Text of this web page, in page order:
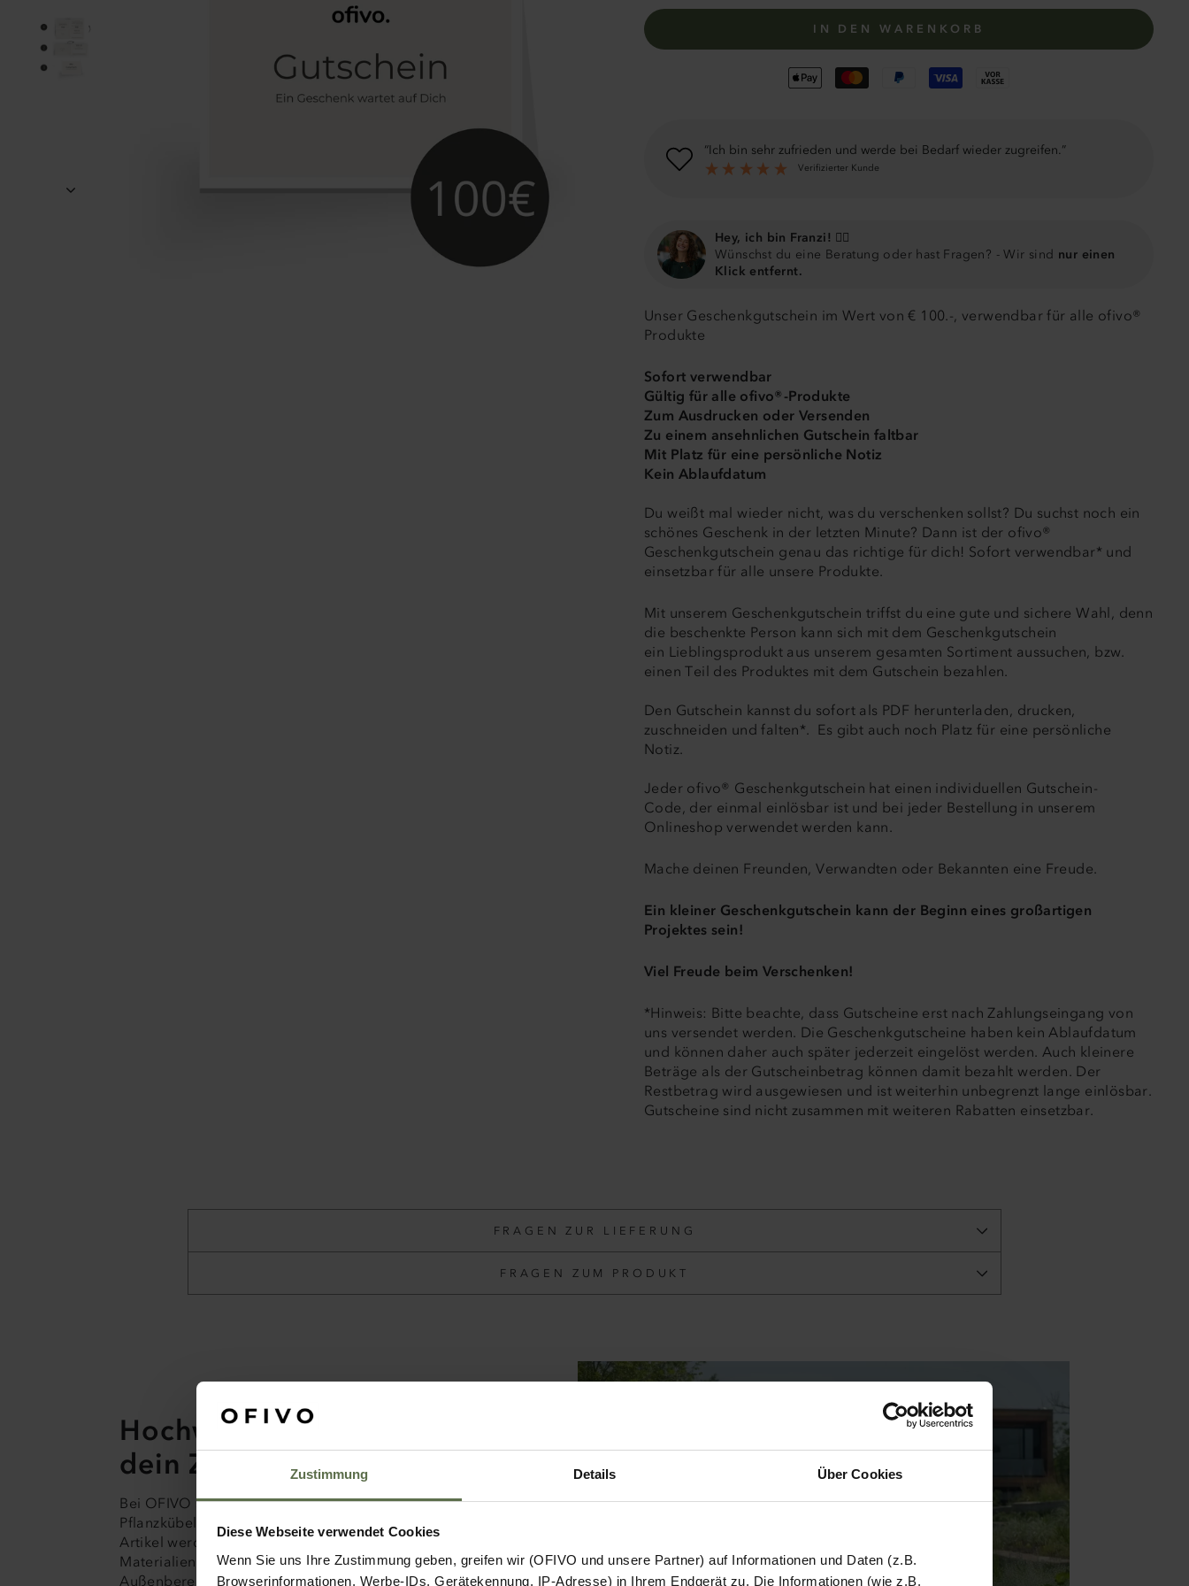
Zustimmung Details Über Cookies
Diese Webseite verwendet Cookies
Wenn Sie uns Ihre Zustimmung geben, greifen wir (OFIVO und unsere Partner) auf Informationen und Daten (z.B.
Browserinformationen, Werbe-IDs, Gerätekennung, IP-Adresse) in Ihrem Endgerät zu. Die Informationen (wie z.B.
IN DEN WARENKORB
Super Qualität des Material und der Verarbeitung. Ich bin sehr zufrieden und werde bei Bedarf wieder zugreifen.
Verifizierter Kunde
Hey, ich bin Franzi! 🙋‍♀️
Wünschst du eine Beratung oder hast Fragen? - Wir sind nur einen
Klick entfernt.
Unser Geschenkgutschein im Wert von € 100.-, verwendbar für alle ofivo®
Produkte
Sofort verwendbar
Gültig für alle ofivo®-Produkte
Zum Ausdrucken oder Versenden
Zu einem ansehnlichen Gutschein faltbar
Mit Platz für eine persönliche Notiz
Kein Ablaufdatum
Du weißt mal wieder nicht, was du verschenken sollst? Du suchst noch ein
schönes Geschenk in der letzten Minute? Dann ist der ofivo®
Geschenkgutschein genau das richtige für dich! Sofort verwendbar* und
einsetzbar für alle unsere Produkte.
Mit unserem Geschenkgutschein triffst du eine gute und sichere Wahl, denn
die beschenkte Person kann sich mit dem Geschenkgutschein
ein Lieblingsprodukt aus unserem gesamten Sortiment aussuchen, bzw.
einen Teil des Produktes mit dem Gutschein bezahlen.
Den Gutschein kannst du sofort als PDF herunterladen, drucken,
zuschneiden und falten*. Es gibt auch noch Platz für eine persönliche
Notiz.
Jeder ofivo® Geschenkgutschein hat einen individuellen Gutschein-
Code, der einmal einlösbar ist und bei jeder Bestellung in unserem
Onlineshop verwendet werden kann.
Mache deinen Freunden, Verwandten oder Bekannten eine Freude.
Ein kleiner Geschenkgutschein kann der Beginn eines großartigen
Projektes sein!
Viel Freude beim Verschenken!
*Hinweis: Bitte beachte, dass Gutscheine erst nach Zahlungseingang von
uns versendet werden. Die Geschenkgutscheine haben kein Ablaufdatum
und können daher auch später jederzeit eingelöst werden. Auch kleinere
Beträge als der Gutscheinbetrag können damit bezahlt werden. Der
Restbetrag wird ausgewiesen und ist weiterhin unbegrenzt lange einlösbar.
Gutscheine sind nicht zusammen mit weiteren Rabatten einsetzbar.
FRAGEN ZUR LIEFERUNG
FRAGEN ZUM PRODUKT
Hochwertige Produkte für
dein Zuhause
Bei OFIVO steht Qualität an erster Stelle. Unsere
Pflanzkübel, Hochbeete und Gartenausstattungs-
Artikel werden mit größter Sorgfalt aus hochwertigen
Materialien gefertigt. Ob für den Innen- oder
Außenbereich, unsere Produkte überzeugen durch